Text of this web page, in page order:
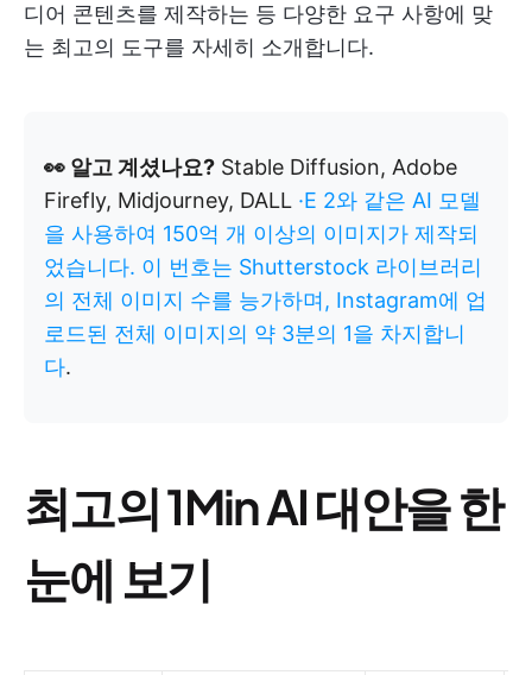
디어 콘텐츠를 제작하는 등 다양한 요구 사항에 맞
는 최고의 도구를 자세히 소개합니다.
👀 알고 계셨나요? Stable Diffusion, Adobe
Firefly, Midjourney, DALL ·E 2와 같은 AI 모델
을 사용하여 150억 개 이상의 이미지가 제작되
었습니다. 이 번호는 Shutterstock 라이브러리
의 전체 이미지 수를 능가하며, Instagram에 업
로드된 전체 이미지의 약 3분의 1을 차지합니
다.
최고의 1Min AI 대안을 한
눈에 보기